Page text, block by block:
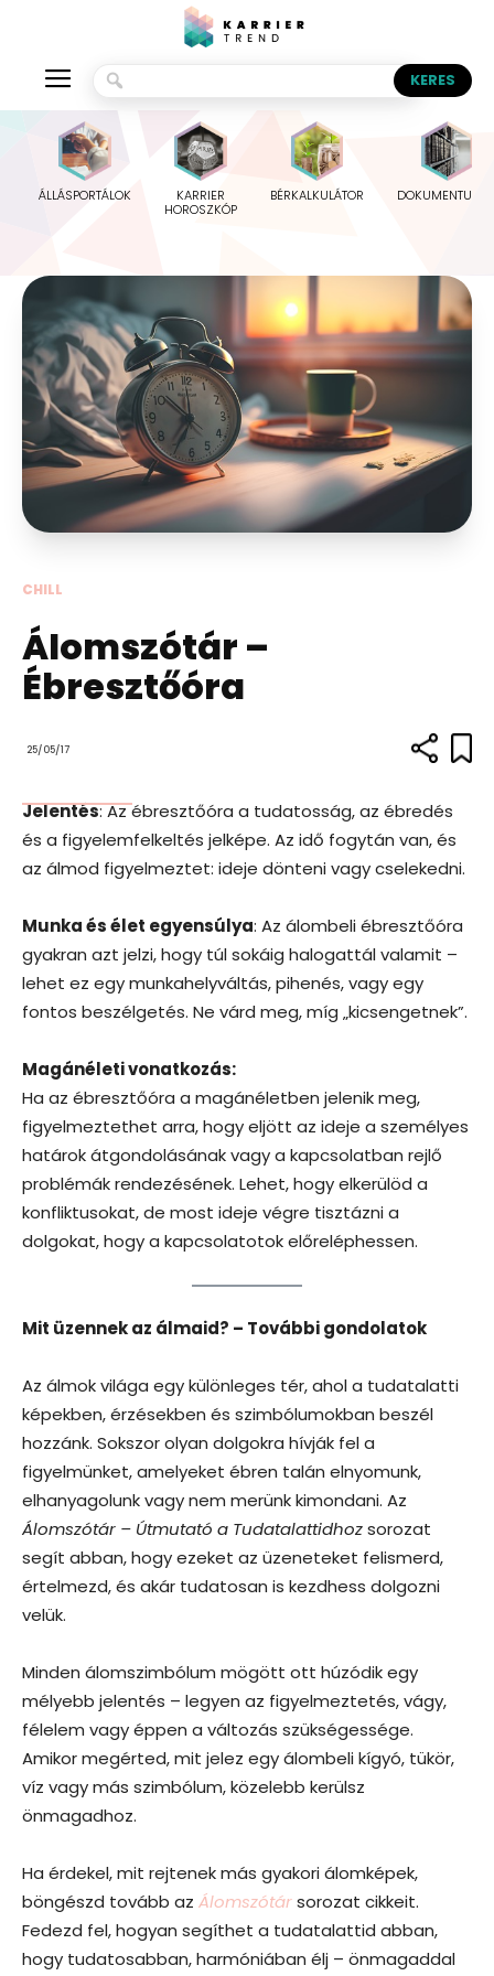
ÁLLÁSPORTÁLOK
KARRIER
HOROSZKÓP
BÉRKALKULÁTOR
CHILL
Álomszótár –
Ébresztőóra
25/05/17
Jelentés: Az ébresztőóra a tudatosság, az ébredés
és a figyelemfelkeltés jelképe. Az idő fogytán van, és
az álmod figyelmeztet: ideje dönteni vagy cselekedni.
Munka és élet egyensúlya: Az álombeli ébresztőóra
gyakran azt jelzi, hogy túl sokáig halogattál valamit –
lehet ez egy munkahelyváltás, pihenés, vagy egy
fontos beszélgetés. Ne várd meg, míg „kicsengetnek”.
Magánéleti vonatkozás:
Ha az ébresztőóra a magánéletben jelenik meg,
figyelmeztethet arra, hogy eljött az ideje a személyes
határok átgondolásának vagy a kapcsolatban rejlő
problémák rendezésének. Lehet, hogy elkerülöd a
konfliktusokat, de most ideje végre tisztázni a
dolgokat, hogy a kapcsolatotok előreléphessen.
Mit üzennek az álmaid? – További gondolatok
Az álmok világa egy különleges tér, ahol a tudatalatti
képekben, érzésekben és szimbólumokban beszél
hozzánk. Sokszor olyan dolgokra hívják fel a
figyelmünket, amelyeket ébren talán elnyomunk,
elhanyagolunk vagy nem merünk kimondani. Az
Álomszótár – Útmutató a Tudatalattidhozsorozat
segít abban, hogy ezeket az üzeneteket felismerd,
értelmezd, és akár tudatosan is kezdhess dolgozni
velük.
Minden álomszimbólum mögött ott húzódik egy
mélyebb jelentés – legyen az figyelmeztetés, vágy,
félelem vagy éppen a változás szükségessége.
Amikor megérted, mit jelez egy álombeli kígyó, tükör,
víz vagy más szimbólum, közelebb kerülsz
önmagadhoz.
Ha érdekel, mit rejtenek más gyakori álomképek,
böngészd tovább az Álomszótársorozat cikkeit.
Fedezd fel, hogyan segíthet a tudatalattid abban,
hogy tudatosabban, harmóniában élj – önmagaddal